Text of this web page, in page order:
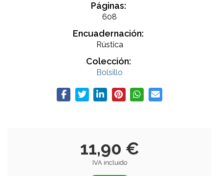
Páginas:
608
Encuadernación:
Rústica
Colección:
Bolsillo
11,90 €
IVA incluido